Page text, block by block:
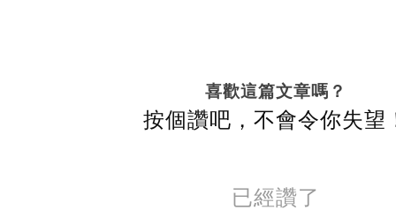
喜歡這篇文章嗎？
按個讚吧，不會令你失望
已經讚了